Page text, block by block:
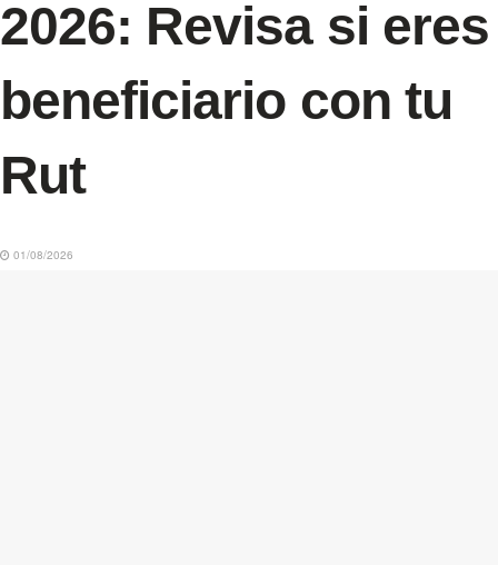
2026: Revisa si eres
beneficiario con tu
Rut
01/08/2026